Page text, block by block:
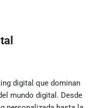
digital que dominan
mundo digital. Desde